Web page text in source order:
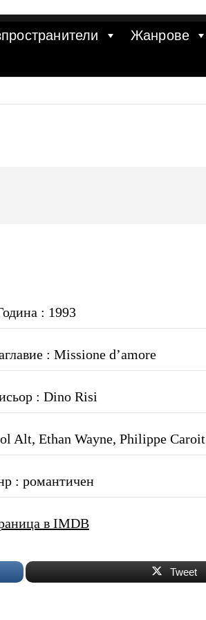
Жанрове
: 1993
: Missione d’amore
: Dino Risi
Alt, Ethan Wayne, Philippe Caroit
: романтичен
в IMDB
Tweet